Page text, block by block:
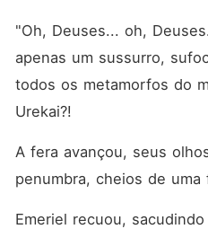
"Oh, Deuses... oh,
apenas um sussurro,
todos os metamorfos do
Urekai?!
A fera avançou, seus
penumbra, cheios de uma
Emeriel recuou,